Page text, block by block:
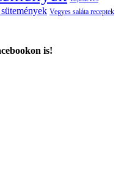
Vegyes saláta receptek
is!